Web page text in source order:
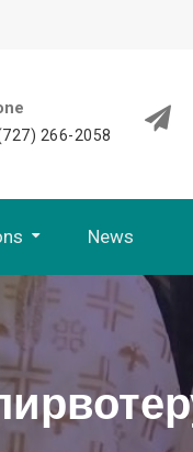
266-2058
News